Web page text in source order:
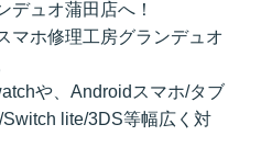
デュオ蒲田店へ！
マホ修理工房グランデュオ
や、Androidスマホ/タブ
lite/3DS等幅広く対